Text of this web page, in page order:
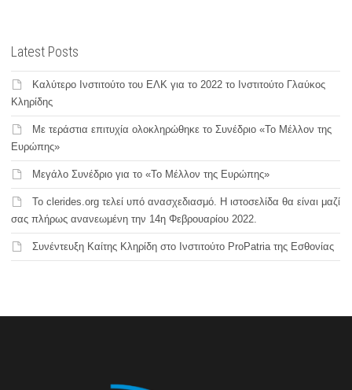
Latest Posts
Καλύτερο Ινστιτούτο του ΕΛΚ για το 2022 το Ινστιτούτο Γλαύκος
Κληρίδης
Με τεράστια επιτυχία ολοκληρώθηκε το Συνέδριο «Το Μέλλον της
Ευρώπης»
Μεγάλο Συνέδριο για το «Το Μέλλον της Ευρώπης»
Το clerides.org τελεί υπό ανασχεδιασμό. Η ιστοσελίδα θα είναι μαζί
σας πλήρως ανανεωμένη την 14η Φεβρουαρίου 2022.
Συνέντευξη Καίτης Κληρίδη στο Ινστιτούτο ProPatria της Εσθονίας